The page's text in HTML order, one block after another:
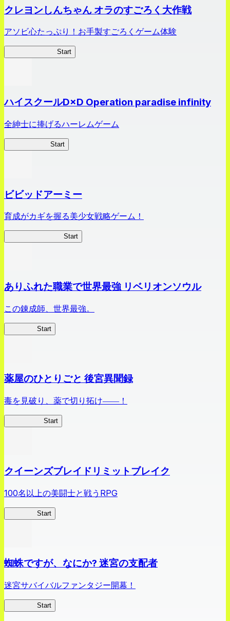
クレヨンしんちゃん オラのすごろく大作戦
アソビ心たっぷり！お手製すごろくゲーム体験
Start
ハイスクールD×D Operation paradise infinity
全紳士に捧げるハーレムゲーム
Start
ビビッドアーミー
育成がカギを握る美少女戦略ゲーム！
Start
ありふれた職業で世界最強 リベリオンソウル
この錬成師、世界最強。
Start
薬屋のひとりごと 後宮異聞録
毒を見破り、薬で切り拓け――！
Start
クイーンズブレイドリミットブレイク
100名以上の美闘士と戦うRPG
Start
蜘蛛ですが、なにか? 迷宮の支配者
迷宮サバイバルファンタジー開幕！
Start